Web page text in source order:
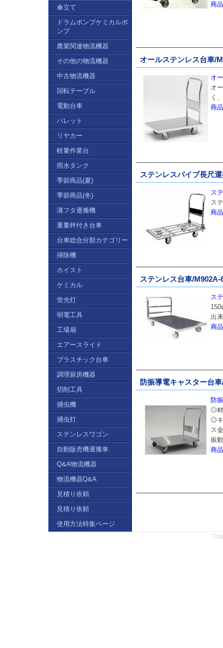
商
オールステンレス台車/
オ
オ
く
商
ステンレスパイプ長尺
ス
ス
商
ステンレス台車/M902A-
ス
出
商
防振導電キャスター台
防
◎材
◎キ
ス
振
商
傘立て
ドラムポンプケミカルポ
ンプ
農業関連物流機器
その他の物流機器
中古物流機器
回転テーブル
電動台車
パレット
リヤカー
軽量作業台
雨水タンク
季節商品(夏)
季節商品(冬)
溝フタ運搬機
重量秤付き台車
台車総合分類カテゴリー
掃除機
ホイスト
ケミカル
蛍光灯
弱電工具
工場扇
エアースライド
プラスチック台車
調理厨房機器
切削工具
捕虫機
捕虫灯
ステンレスワゴン
自動販売機運搬車
Q&A物流機器
物流機器Q&A
見積り依頼
見積り依頼
使用方法特集ページ